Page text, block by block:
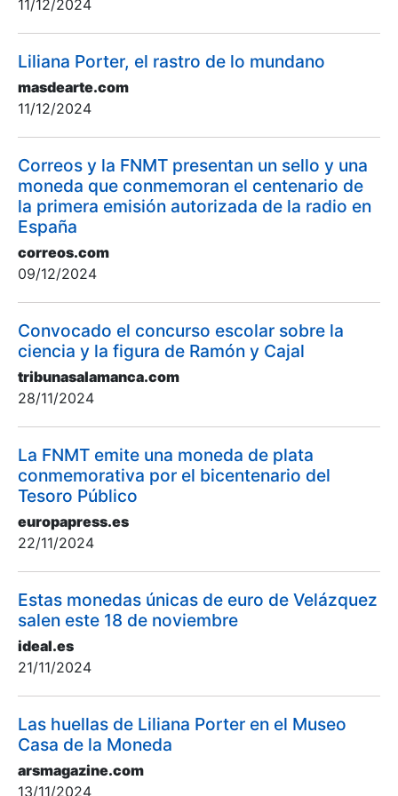
11/12/2024
Liliana Porter, el rastro de lo mundano
masdearte.com
11/12/2024
Correos y la FNMT presentan un sello y una
moneda que conmemoran el centenario de
la primera emisión autorizada de la radio en
España
correos.com
09/12/2024
Convocado el concurso escolar sobre la
ciencia y la figura de Ramón y Cajal
tribunasalamanca.com
28/11/2024
La FNMT emite una moneda de plata
conmemorativa por el bicentenario del
Tesoro Público
europapress.es
22/11/2024
Estas monedas únicas de euro de Velázquez
salen este 18 de noviembre
ideal.es
21/11/2024
Las huellas de Liliana Porter en el Museo
Casa de la Moneda
arsmagazine.com
13/11/2024